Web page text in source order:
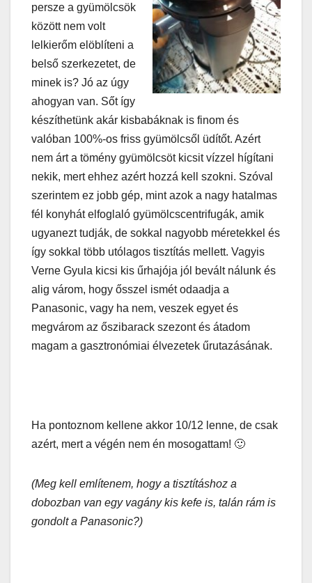
persze a gyümölcsök
között nem volt
lelkierőm elöblíteni a
belső szerkezetet, de
minek is? Jó az úgy
ahogyan van. Sőt így
készíthetünk akár kisbabáknak is finom és
valóban 100%-os friss gyümölcsől üdítőt. Azért
nem árt a tömény gyümölcsöt kicsit vízzel hígítani
nekik, mert ehhez azért hozzá kell szokni. Szóval
szerintem ez jobb gép, mint azok a nagy hatalmas
fél konyhát elfoglaló gyümölcscentrifugák, amik
ugyanezt tudják, de sokkal nagyobb méretekkel és
így sokkal több utólagos tisztítás mellett. Vagyis
Verne Gyula kicsi kis űrhajója jól bevált nálunk és
alig várom, hogy ősszel ismét odaadja a
Panasonic, vagy ha nem, veszek egyet és
megvárom az őszibarack szezont és átadom
magam a gasztronómiai élvezetek űrutazásának.
Ha pontoznom kellene akkor 10/12 lenne, de csak
azért, mert a végén nem én mosogattam! 🙂
(Meg kell említenem, hogy a tisztításhoz a
dobozban van egy vagány kis kefe is, talán rám is
gondolt a Panasonic?)